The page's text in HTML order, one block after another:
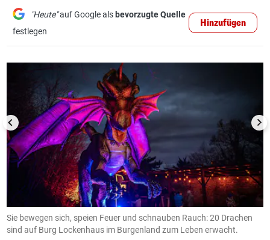
"Heute"auf Google als bevorzugte Quelle
festlegen
Hinzufügen
1/10
Sie bewegen sich, speien Feuer und schnauben Rauch: 20 Drachen
sind auf Burg Lockenhaus im Burgenland zum Leben erwacht.